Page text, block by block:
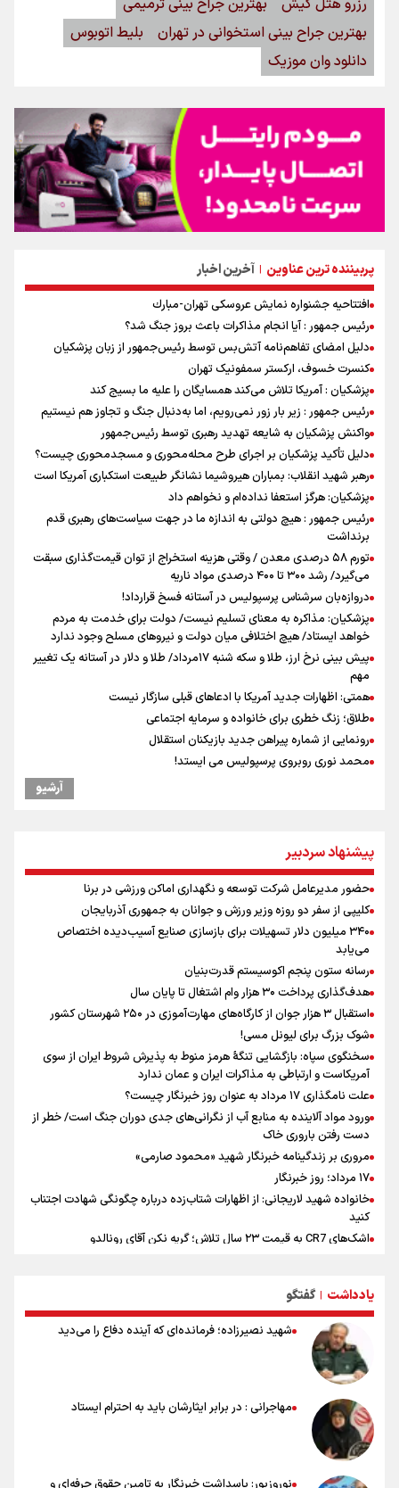
پربیننده ترین عناوین | آخرین اخبار
افتتاحیه جشنواره نمايش عروسكى تهران-مبارك
رئیس جمهور : آیا انجام مذاکرات باعث بروز جنگ شد؟
دلیل امضای تفاهم‌نامه آتش‌بس توسط رئیس‌جمهور از زبان پزشکیان
کنسرت خسوف، ارکستر سمفونیک تهران
پزشکیان : آمریکا تلاش می‌کند همسایگان را علیه ما بسیج کند
رئیس جمهور : زیر بار زور نمی‌رویم، اما به‌دنبال جنگ و تجاوز هم نیستیم
واکنش پزشکیان به شایعه تهدید رهبری توسط رئیس‌جمهور
دلیل تأکید پزشکیان بر اجرای طرح محله‌محوری و مسجدمحوری چیست؟
رهبر شهید انقلاب: بمباران هیروشیما نشانگر طبیعت استکباری آمریکا است
پزشکیان: هرگز استعفا نداده‌ام و نخواهم داد
رئیس جمهور : هیچ دولتی به اندازه ما در جهت سیاست‌های رهبری قدم
برنداشت
تورم ۵۸ درصدی معدن / وقتی هزینه استخراج از توان قیمت‌گذاری سبقت
می‌گیرد/ رشد ۳۰۰ تا ۴۰۰ درصدی مواد ناریه
دروازه‌بان سرشناس پرسپولیس در آستانه فسخ قرارداد!
پزشکیان: مذاکره به معنای تسلیم نیست/ دولت برای خدمت به مردم
خواهد ایستاد/ هیچ اختلافی میان دولت و نیروهای مسلح وجود ندارد
پیش بینی نرخ ارز، طلا و سکه شنبه ۱۷مرداد/ طلا و دلار در آستانه یک تغییر
مهم
همتی: اظهارات جدید آمریکا با ادعاهای قبلی سازگار نیست
طلاق؛ زنگ خطری برای خانواده و سرمایه اجتماعی
رونمایی از شماره پیراهن جدید بازیکنان استقلال
محمد نوری روبروی پرسپولیس می ایستد!
دبیرکل گردان‌های سیدالشهدا عراق: پاسخ به تجاوزهای عربستان همچنان
یوسفی: جای بخیه سرم یادگار یک سانحه است، نه دعوا!/ انتظار داشتیم تیم
ملی از گروهش صعود کند + فیلم
کالبدشکافی استقلال پیش از لیگ بیست‌و‌ششم/ آبی‌پوشان با چه وضعیتی
وارد لیگ می‌شوند؟
مروری بر زندگینامه خبرنگار شهید «محمود صارمی»
علت نامگذاری ۱۷ مرداد به عنوان روز خبرنگار چیست؟
آرشیو
پیشنهاد سردبیر
حضور مدیرعامل شرکت توسعه و نگهداری اماکن ورزشی در برنا
کلیپی از سفر دو روزه وزیر ورزش و جوانان به جمهوری آذربایجان
۳۴۰ میلیون دلار تسهیلات برای بازسازی صنایع آسیب‌دیده اختصاص
می‌یابد
رسانه ستون پنجم اکوسیستم قدرت‌بنیان
هدف‌گذاری پرداخت ۳۰ هزار وام اشتغال تا پایان سال
استقبال ۳ هزار جوان از کارگاه‌های مهارت‌آموزی در ۲۵۰ شهرستان کشور
شوک بزرگ برای لیونل مسی!
سخنگوی سپاه: بازگشایی تنگۀ هرمز منوط به پذیرش شروط ایران از سوی
آمریکاست و ارتباطی به مذاکرات ایران و عمان ندارد
علت نامگذاری ۱۷ مرداد به عنوان روز خبرنگار چیست؟
ورود مواد آلاینده به منابع آب از نگرانی‌های جدی دوران جنگ است/ خطر از
دست رفتن باروری خاک
مروری بر زندگینامه خبرنگار شهید «محمود صارمی»
۱۷ مرداد؛ روز خبرنگار
خانواده شهید لاریجانی: از اظهارات شتاب‌زده درباره چگونگی شهادت اجتناب
کنید
اشک‌های CR7 به قیمت ۲۳ سال تلاش؛ گریه نکن آقای رونالدو
تلاش مدام برای زنده نگه داشتن هنر ایرانی
نصرتی: پاسخ بیرانوند سنخیتی با صحبت‌های علی دایی نداشت/
ملی‌پوشان نباید از خودشان تعریف کنند!
خلعتبری: جای دو سه نفر در جام جهانی خالی بود/ تیم ملی نیاز به تغییر
نسل دارد/ دوست دارم آرژانتین قهرمان شود
شاهرخی: اندازه داشته‌هایمان از بازار جام جهانی برداشت کردیم/ دودستی
سرنوشت صعود را به تیم‌های دیگر سپردیم
عالمی: جام جهانی از مرحله حذفی جان گرفت/ درباره شیوه بازی تیم ملی
نقد وجود دارد
یادداشت | گفتگو
شهید نصیرزاده؛ فرمانده‌ای که آینده دفاع را می‌دید
مهاجرانی : در برابر ایثارشان باید به احترام ایستاد
نوروزپور: پاسداشت خبرنگار به تامین حقوق حرفه‌ای و
رزرو هتل کیش
بهترین جراح بینی ترمیمی
بهترین جراح بینی استخوانی در تهران
بلیط اتوبوس
دانلود وان موزیک